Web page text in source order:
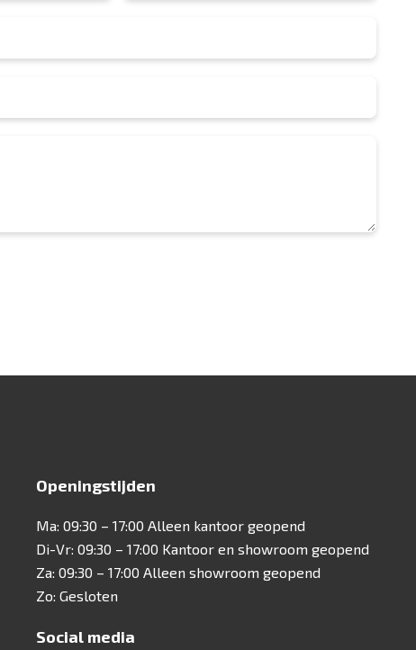
Openingstijden
Ma: 09:30 – 17:00 Alleen kantoor geopend
Di-Vr: 09:30 – 17:00 Kantoor en showroom geopend
Za: 09:30 – 17:00 Alleen showroom geopend
Zo: Gesloten
Social media